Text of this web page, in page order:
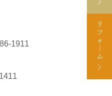
リ
フ
ォ
ム
1911